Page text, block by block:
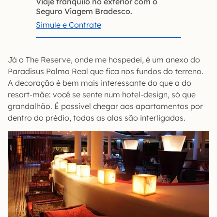
Seguro Viagem Bradesco.
Simule e Contrate
Já o The Reserve, onde me hospedei, é um anexo do
Paradisus Palma Real que fica nos fundos do terreno.
A decoração é bem mais interessante do que a do
resort-mãe: você se sente num hotel-design, só que
grandalhão. É possível chegar aos apartamentos por
dentro do prédio, todas as alas são interligadas.